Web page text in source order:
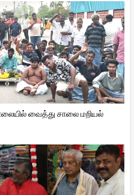
வைத்து சாலை மறியல்